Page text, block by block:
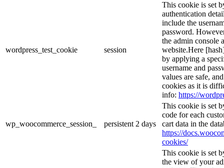
wordpress_test_cookie session
This cookie is set
authentication
include the
password.
the admin console
website.Here
by applying a
username and
values are safe,
cookies as it is
info: https://
wp_woocommerce_session_ persistent 2 days
This cookie is set
code for each
cart data in the
https://
cookies/
This cookie is set
the view of your